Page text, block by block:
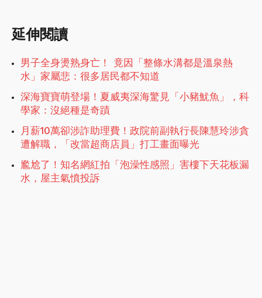
延伸閱讀
男子全身燙熟身亡！ 竟因「整條水溝都是溫泉熱
水」家屬悲：很多居民都不知道
深海寶寶萌登場！夏威夷深海驚見「小豬魷魚」，科
學家：沒絕種是奇蹟
月薪10萬卻涉詐助理費！政院前副執行長陳慧玲涉貪
遭解職，「改當超商店員」打工畫面曝光
尷尬了！知名網紅拍「泡澡性感照」害樓下天花板漏
水，屋主氣憤投訴